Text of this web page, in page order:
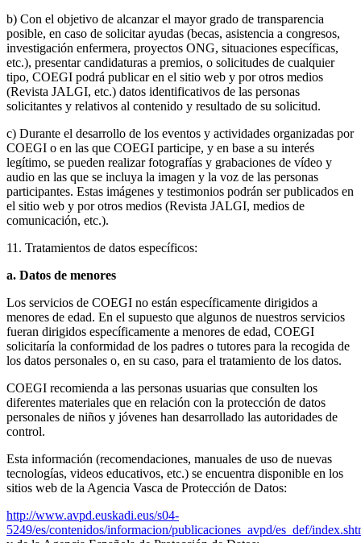
b) Con el objetivo de alcanzar el mayor grado de transparencia
posible, en caso de solicitar ayudas (becas, asistencia a congresos,
investigación enfermera, proyectos ONG, situaciones específicas,
etc.), presentar candidaturas a premios, o solicitudes de cualquier
tipo, COEGI podrá publicar en el sitio web y por otros medios
(Revista JALGI, etc.) datos identificativos de las personas
solicitantes y relativos al contenido y resultado de su solicitud.
c) Durante el desarrollo de los eventos y actividades organizadas por
COEGI o en las que COEGI participe, y en base a su interés
legítimo, se pueden realizar fotografías y grabaciones de vídeo y
audio en las que se incluya la imagen y la voz de las personas
participantes. Estas imágenes y testimonios podrán ser publicados en
el sitio web y por otros medios (Revista JALGI, medios de
comunicación, etc.).
11. Tratamientos de datos específicos:
a. Datos de menores
Los servicios de COEGI no están específicamente dirigidos a
menores de edad. En el supuesto que algunos de nuestros servicios
fueran dirigidos específicamente a menores de edad, COEGI
solicitaría la conformidad de los padres o tutores para la recogida de
los datos personales o, en su caso, para el tratamiento de los datos.
COEGI recomienda a las personas usuarias que consulten los
diferentes materiales que en relación con la protección de datos
personales de niños y jóvenes han desarrollado las autoridades de
control.
Esta información (recomendaciones, manuales de uso de nuevas
tecnologías, videos educativos, etc.) se encuentra disponible en los
sitios web de la Agencia Vasca de Protección de Datos:
http://www.avpd.euskadi.eus/s04-
5249/es/contenidos/informacion/publicaciones_avpd/es_def/